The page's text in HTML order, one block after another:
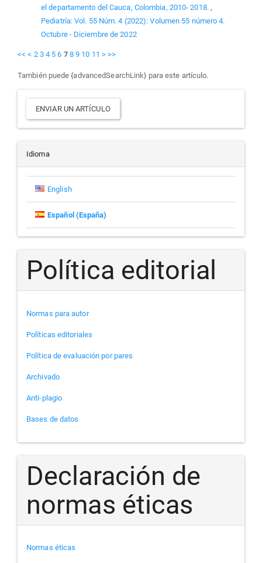
el departamento del Cauca, Colombia, 2010- 2018. ,
Pediatría: Vol. 55 Núm. 4 (2022): Volumen 55 número 4.
Octubre - Diciembre de 2022
<< < 2 3 4 5 6 7 8 9 10 11 > >>
También puede {advancedSearchLink} para este artículo.
Enviar
un
artículo
ENVIAR UN ARTÍCULO
Idioma
English
Español (España)
Política editorial
Normas para autor
Políticas editoriales
Política de evaluación por pares
Archivado
Anti-plagio
Bases de datos
Declaración de
normas éticas
Normas éticas